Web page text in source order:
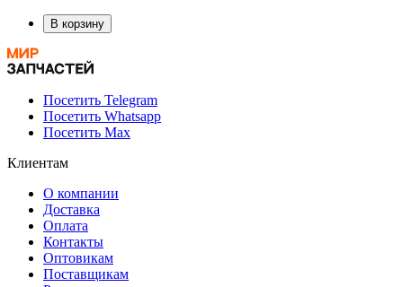
В корзину
Посетить Telegram
Посетить Whatsapp
Посетить Max
Клиентам
О компании
Доставка
Оплата
Контакты
Оптовикам
Поставщикам